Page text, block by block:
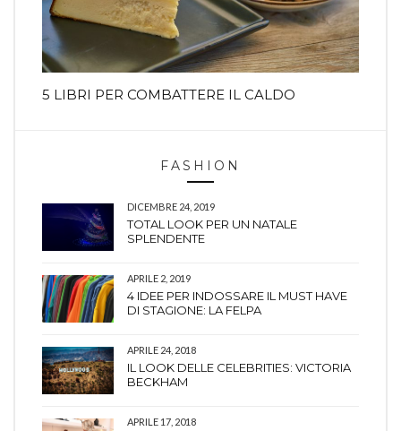
5 LIBRI PER COMBATTERE IL CALDO
FASHION
DICEMBRE 24, 2019
TOTAL LOOK PER UN NATALE
SPLENDENTE
APRILE 2, 2019
4 IDEE PER INDOSSARE IL MUST HAVE
DI STAGIONE: LA FELPA
APRILE 24, 2018
IL LOOK DELLE CELEBRITIES: VICTORIA
BECKHAM
APRILE 17, 2018